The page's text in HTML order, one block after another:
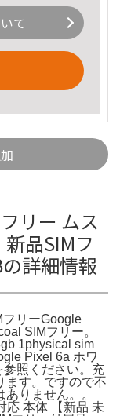
て
リー ムス
品SIMフ
詳細情報
フリーGoogle
SIMフリー。
1physical sim
Pixel 6a ホワ
参照ください。充
ます。ですので不
りません。。
応 本体 【新品 未